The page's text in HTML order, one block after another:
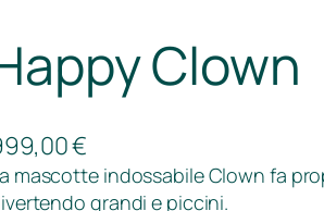
Clown
€
mascotte indossabile Clown fa
grandi e piccini.